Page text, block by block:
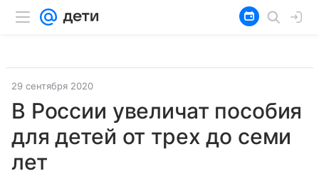
29 сентября 2020
В России увеличат пособия
для детей от трех до семи
лет